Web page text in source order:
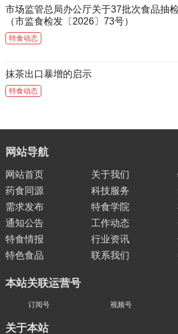
市场监管总局办公厅关于37批次食品抽
（市监食检发〔2026〕73号）
特食动态
抹茶出口暴增的启示
特食动态
网站导航
网站首页 关于我们
药食同源
科技服务
需求发布
特食学院
通知公告
工作动态
特食情报
行业资讯
特色食品
联系我们
本站关联运营号
订阅号 视频号
关于本站